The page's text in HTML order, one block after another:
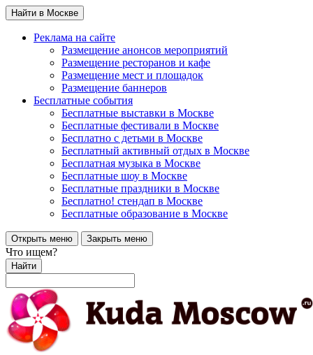
Найти в Москве
Реклама на сайте
Размещение анонсов мероприятий
Размещение ресторанов и кафе
Размещение мест и площадок
Размещение баннеров
Бесплатные события
Бесплатные выставки в Москве
Бесплатные фестивали в Москве
Бесплатно с детьми в Москве
Бесплатный активный отдых в Москве
Бесплатная музыка в Москве
Бесплатные шоу в Москве
Бесплатные праздники в Москве
Бесплатно! стендап в Москве
Бесплатные образование в Москве
Открыть меню Закрыть меню
Что ищем?
Найти